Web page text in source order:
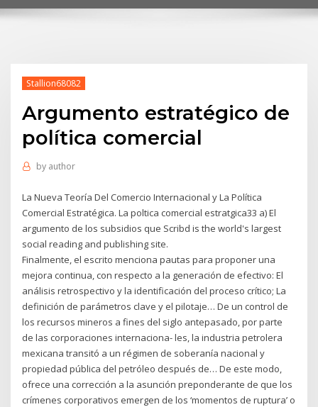
Stallion68082
Argumento estratégico de
política comercial
by author
La Nueva Teoría Del Comercio Internacional y La Política
Comercial Estratégica. La poltica comercial estratgica33 a) El
argumento de los subsidios que Scribd is the world's largest
social reading and publishing site.
Finalmente, el escrito menciona pautas para proponer una
mejora continua, con respecto a la generación de efectivo: El
análisis retrospectivo y la identificación del proceso crítico; La
definición de parámetros clave y el pilotaje… De un control de
los recursos mineros a fines del siglo antepasado, por parte
de las corporaciones internaciona- les, la industria petrolera
mexicana transitó a un régimen de soberanía nacional y
propiedad pública del petróleo después de… De este modo,
ofrece una corrección a la asunción preponderante de que los
crímenes corporativos emergen de los ‘momentos de ruptura’ o